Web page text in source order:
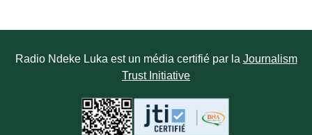
Radio Ndeke Luka est un média certifié par la Journalism
Trust Initiative